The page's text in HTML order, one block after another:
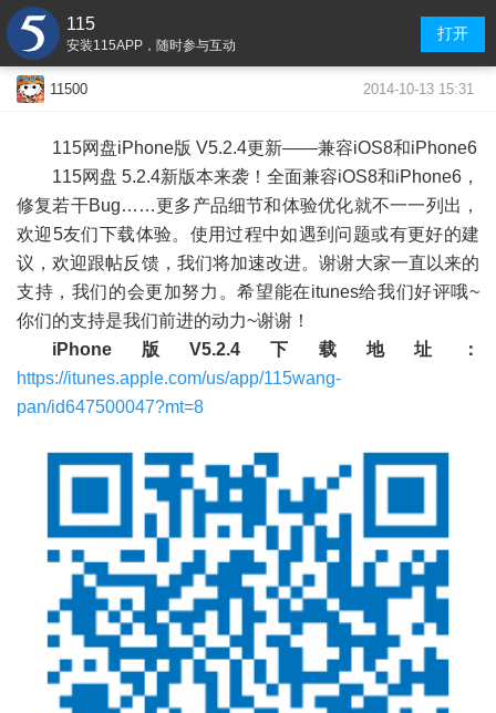
115
安装115APP，随时参与互动
打开
11500 2014-10-13 15:31
115网盘iPhone版 V5.2.4更新——兼容iOS8和iPhone6
115网盘 5.2.4新版本来袭！全面兼容iOS8和iPhone6，
修复若干Bug……更多产品细节和体验优化就不一一列出，
欢迎5友们下载体验。使用过程中如遇到问题或有更好的建
议，欢迎跟帖反馈，我们将加速改进。谢谢大家一直以来的
支持，我们的会更加努力。希望能在itunes给我们好评哦~
你们的支持是我们前进的动力~谢谢！
iPhone版V5.2.4下载地址：
https://itunes.apple.com/us/app/115wang-
pan/id647500047?mt=8